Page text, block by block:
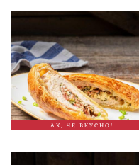
АХ, ЧЕ ВКУСНО!